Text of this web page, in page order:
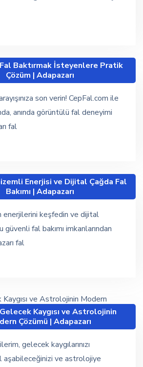
Baktırmak İsteyenlere Pratik
Çözüm | Adapazarı
son verin! CepFal.com ile
anında görüntülü fal deneyimi
fal
Enerjisi ve Dijital Çağda Fal
Bakımı | Adapazarı
enerjilerini keşfedin ve dijital
güvenli fal bakımı imkanlarından
fal
Kaygısı ve Astrolojinin
Çözümü | Adapazarı
gelecek kaygılarınızı
aşabileceğinizi ve astrolojiye